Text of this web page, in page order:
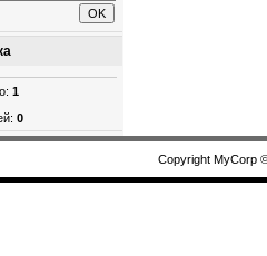
1
0
Copyright MyCorp